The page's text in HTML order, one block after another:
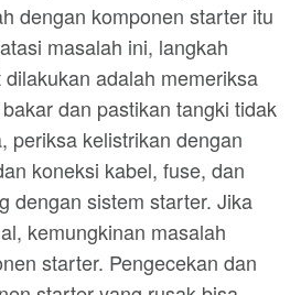
dengan komponen starter itu
masalah ini, langkah
adalah memeriksa
dan pastikan tangki tidak
periksa kelistrikan dengan
koneksi kabel, fuse, dan
dengan sistem starter. Jika
kemungkinan masalah
starter. Pengecekan dan